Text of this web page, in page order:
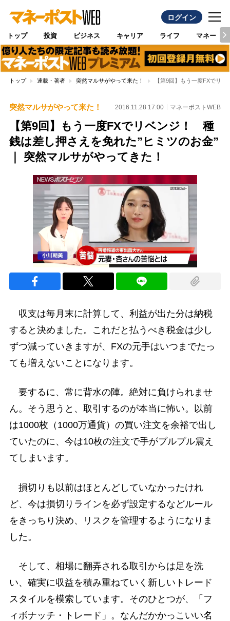
ログイン
トップ 投資 ビジネス キャリア ライフ マネー
トップ 連載・著者 突然マルサがやって来た！ 【第9回】もう一度FXでリ
突然マルサがやって来た！ 2016.11.28 17:00 マネーポストWEB
【第9回】もう一度FXでリベンジ！ 種
銭は差し押さえを免れた”ヒミツのお金”
｜ 突然マルサがやってきた！
収支は毎月末に計算して、利益が出た分は納税
すると決めました。これだと払うべき税金は少し
ずつ減っていきますが、FXの元手はいつまでたっ
ても増えないことになります。
要するに、常に背水の陣。絶対に負けられませ
ん。そう思うと、取引するのが本当に怖い。以前
は1000枚（1000万通貨）の買い注文を余裕で出し
ていたのに、今は10枚の注文で手がプルプル震え
てしまいます。
損切りも以前はほとんどしていなかったけれ
ど、今は損切りラインを必ず設定するなどルール
をきっちり決め、リスクを管理するようになりま
した。
そして、相場に翻弄される取引からは足を洗
い、確実に収益を積み重ねていく新しいトレード
スタイルを模索しています。そのひとつが、「フ
ィボナッチ・トレード」。なんだかかっこいい名